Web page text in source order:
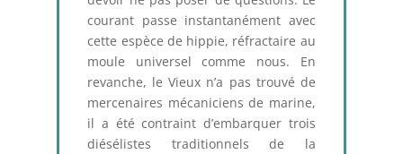
courant passe instantanément avec
cette espèce de hippie, réfractaire au
moule universel comme nous. En
revanche, le Vieux n’a pas trouvé de
mercenaires mécaniciens de marine,
il a été contraint d’embarquer trois
diésélistes traditionnels de la